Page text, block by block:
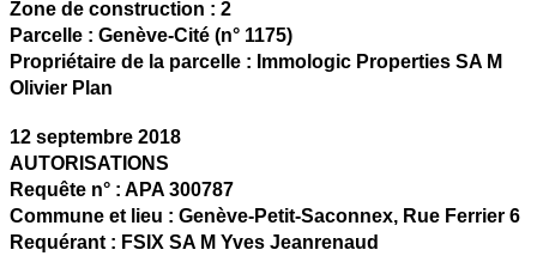
Zone de construction : 2
Parcelle : Genève-Cité (n° 1175)
Propriétaire de la parcelle : Immologic Properties SA M
Olivier Plan
12 septembre 2018
AUTORISATIONS
Requête n° : APA 300787
Commune et lieu : Genève-Petit-Saconnex, Rue Ferrier 6
Requérant : FSIX SA M Yves Jeanrenaud